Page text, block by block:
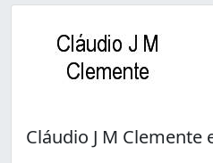
Cláudio J M Clemente